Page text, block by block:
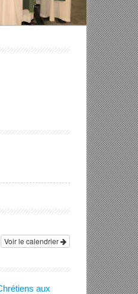
Voir le calendrier
aux